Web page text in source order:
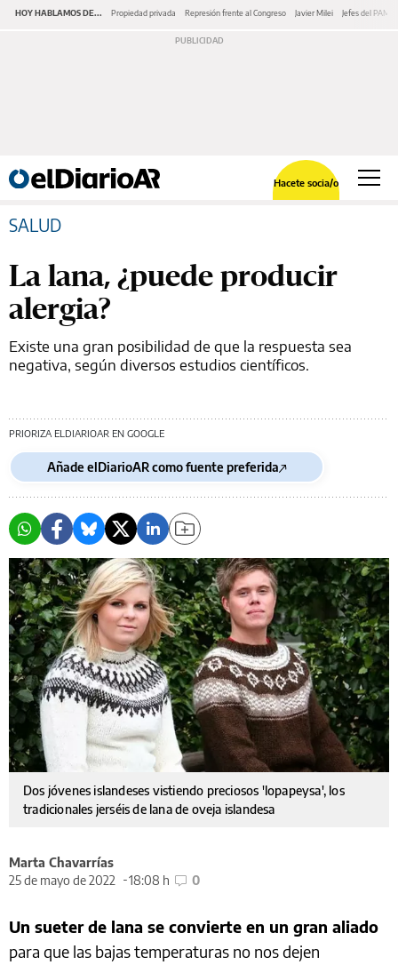
HOY HABLAMOS DE... Propiedad privada Represión frente al Congreso Javier Milei Jefes del PAMI
Hacete socia/o
SALUD
La lana, ¿puede producir
alergia?
Existe una gran posibilidad de que la respuesta sea
negativa, según diversos estudios científicos.
PRIORIZA ELDIARIOAR EN GOOGLE
Añade elDiarioAR como fuente preferida
Dos jóvenes islandeses vistiendo preciosos 'lopapeysa', los
tradicionales jerséis de lana de oveja islandesa
Marta Chavarrías
25 de mayo de 2022
18:08 h 0
Un sueter de lana se convierte en un gran aliado
para que las bajas temperaturas no nos dejen